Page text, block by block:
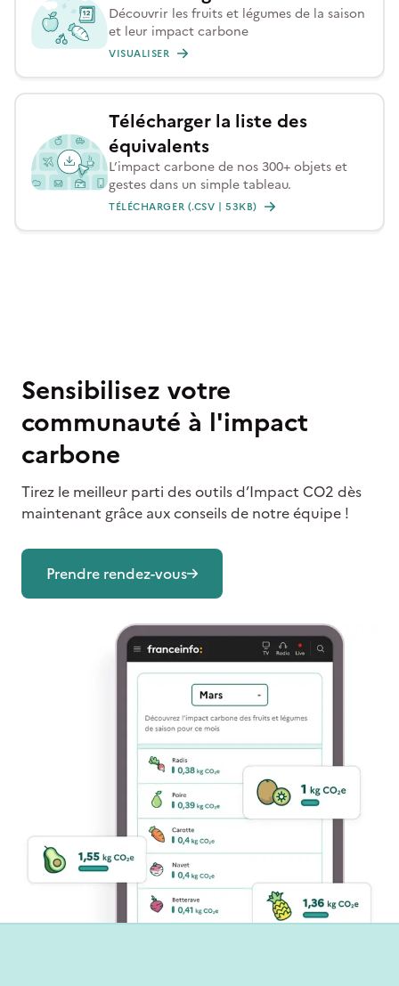
Découvrir les fruits et légumes de la saison
et leur impact carbone
VISUALISER
Télécharger la liste des
équivalents
L’impact carbone de nos 300+ objets et
gestes dans un simple tableau.
TÉLÉCHARGER (.CSV | 53KB)
Sensibilisez votre
communauté à l'impact
carbone
Tirez le meilleur parti des outils d’Impact CO2 dès
maintenant grâce aux conseils de notre équipe !
Prendre rendez-vous